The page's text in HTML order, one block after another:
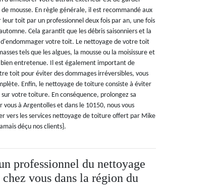
mousse. En règle générale, il est recommandé aux
toit par un professionnel deux fois par an, une fois
Cela garantit que les débris saisonniers et la
d'endommager votre toit. Le nettoyage de votre toit
tels que les algues, la mousse ou la moisissure et
entretenue. Il est également important de
toit pour éviter des dommages irréversibles, vous
Enfin, le nettoyage de toiture consiste à éviter
votre toiture. En conséquence, prolongez sa
à Argentolles et dans le 10150, nous vous
vers les services nettoyage de toiture offert par Mike
déçu nos clients}.
professionnel du nettoyage
vous dans la région du